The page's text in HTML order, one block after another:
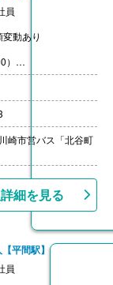
員
動あり
）
円/年）※前年度実績
改善加算一時金支給
がない等の事情が
）
崎市営バス「北谷町
細を見る
平間駅】
員